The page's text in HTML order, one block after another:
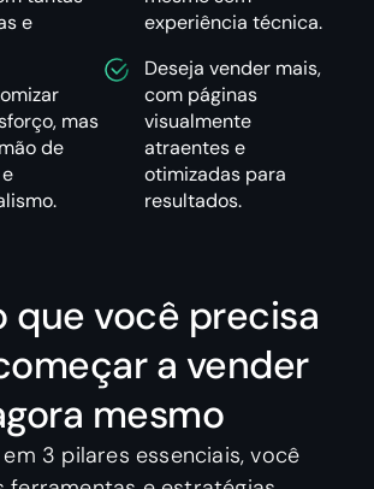
e
mas
de
experiência técnica.
Deseja vender mais,
com páginas
visualmente
atraentes e
otimizadas para
resultados.
que você precisa
a vender
mesmo
3 pilares essenciais, você